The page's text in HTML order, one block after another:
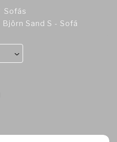
Sofás
Björn Sand S - Sofá